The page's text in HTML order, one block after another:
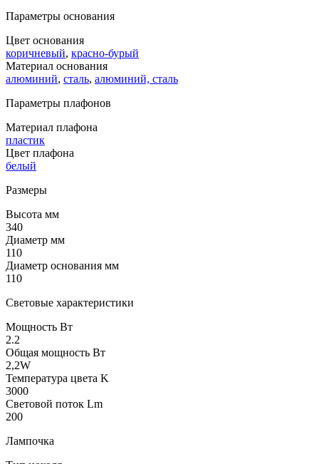
Параметры основания
Цвет основания
коричневый, красно-бурый
Материал основания
алюминий, сталь, алюминий, сталь
Параметры плафонов
Материал плафона
пластик
Цвет плафона
белый
Размеры
Высота мм
340
Диаметр мм
110
Диаметр основания мм
110
Световые характеристики
Мощность Вт
2.2
Общая мощность Вт
2,2W
Температура цвета K
3000
Световой поток Lm
200
Лампочка